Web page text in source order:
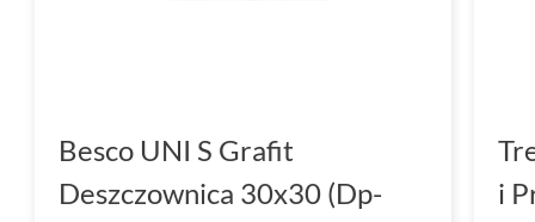
Besco UNI S Grafit
Deszczownica 30x30 (Dp-
i